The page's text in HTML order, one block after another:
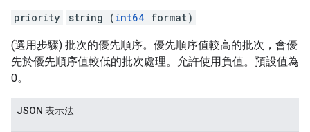
priority string (int64 format)
(選用步驟) 批次的優先順序。優先順序值較高的批次，會優
先於優先順序值較低的批次處理。允許使用負值。預設值為
0。
JSON 表示法